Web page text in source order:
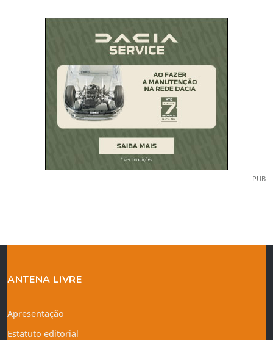
PUB
ANTENA LIVRE
Apresentação
Estatuto editorial